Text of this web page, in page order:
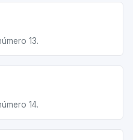
13.
14.